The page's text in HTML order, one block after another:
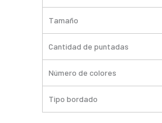
Tamaño
Cantidad de puntadas
Número de colores
Tipo bordado